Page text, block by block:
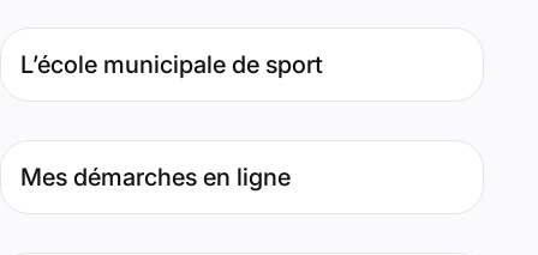
L’école municipale de sport
Type de contenu : Page. Date : septembre 25, 2025.
Mes démarches en ligne
Type de contenu : Page. Date : septembre 25, 2024.